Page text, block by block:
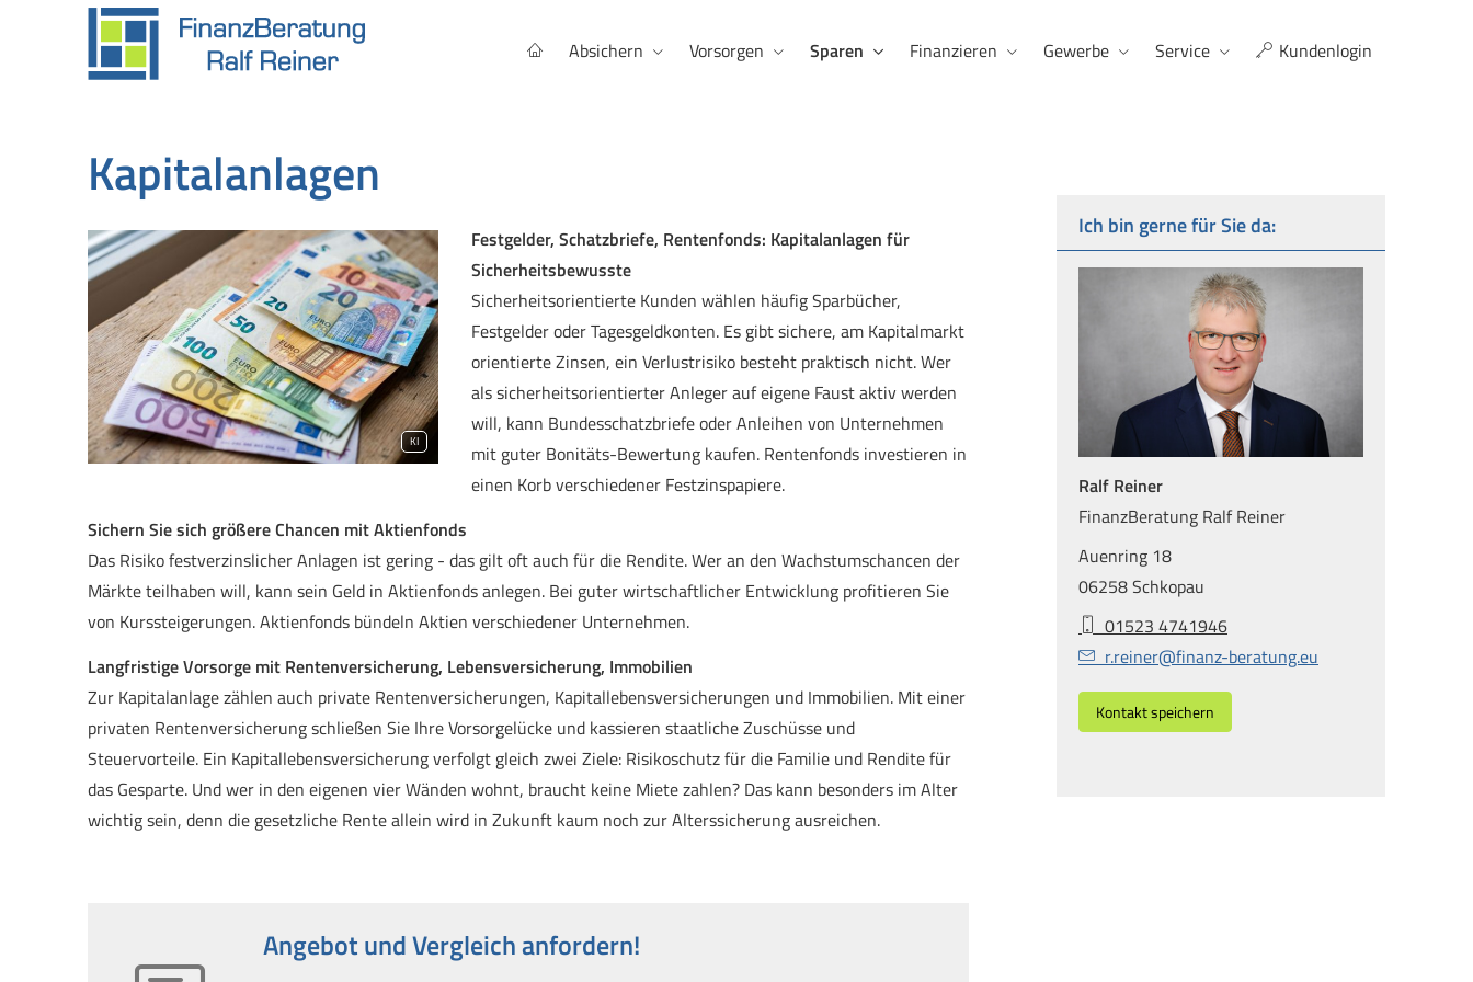
Absichern Vorsorgen Sparen Finanzieren Gewerbe Service Kundenlogin
Ich bin gerne für Sie da:
Ralf Reiner
FinanzBeratung Ralf Reiner
Auenring 18
06258 Schkopau
01523 4741946
r.reiner@finanz-beratung.eu
Kontakt speichern
Kapitalanlagen
KI
Festgelder, Schatzbriefe, Rentenfonds: Kapitalanlagen für
Sicherheitsbewusste
Sicherheitsorientierte Kunden wählen häufig Sparbücher,
Festgelder oder Tages­geldkonten. Es gibt sichere, am Kapitalmarkt
orientierte Zinsen, ein Verlustrisiko besteht praktisch nicht. Wer
als sicherheitsorientierter Anleger auf eigene Faust aktiv werden
will, kann Bundesschatzbriefe oder Anleihen von Unternehmen
mit guter Bonitäts-Bewertung kaufen. Rentenfonds investieren in
einen Korb verschiedener Festzinspapiere.
Sichern Sie sich größere Chancen mit Aktienfonds
Das Risiko festverzinslicher Anlagen ist gering - das gilt oft auch für die Rendite. Wer an den Wachstumschancen der
Märkte teilhaben will, kann sein Geld in Aktienfonds anlegen. Bei guter wirtschaftlicher Entwicklung profitieren Sie
von Kurssteigerungen. Aktienfonds bündeln Aktien verschiedener Unternehmen.
Langfristige Vorsorge mit Rentenversicherung, Lebensversicherung, Immobilien
Zur Kapitalanlage zählen auch private Rentenversicherungen, Ka­pi­tal­le­bens­ver­si­che­rungen und Immobilien. Mit einer
privaten Rentenversicherung schließen Sie Ihre Vorsorgelücke und kassieren staatliche Zuschüsse und
Steuervorteile. Ein Ka­pi­tal­le­bens­ver­si­che­rung verfolgt gleich zwei Ziele: Risikoschutz für die Familie und Rendite für
das Gesparte. Und wer in den eigenen vier Wänden wohnt, braucht keine Miete zahlen? Das kann besonders im Alter
wichtig sein, denn die gesetzliche Rente allein wird in Zukunft kaum noch zur Alterssicherung ausreichen.
Angebot und Vergleich anfordern!